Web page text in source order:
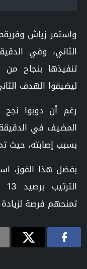
واستمر زياش
تنفيذها بنجاح من
ليضيفوا الهدف
رغم أن دوبوا
بسبب إصابته، حيث
بفضل هذا الفوز،
تمنحهم فرصة